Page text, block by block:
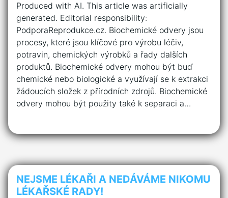
Produced with AI. This article was artificially
generated. Editorial responsibility:
PodporaReprodukce.cz. Biochemické odvery jsou
procesy, které jsou klíčové pro výrobu léčiv,
potravin, chemických výrobků a řady dalších
produktů. Biochemické odvery mohou být buď
chemické nebo biologické a využívají se k extrakci
žádoucích složek z přírodních zdrojů. Biochemické
odvery mohou být použity také k separaci a…
NEJSME LÉKAŘI A NEDÁVÁME NIKOMU
LÉKAŘSKÉ RADY!